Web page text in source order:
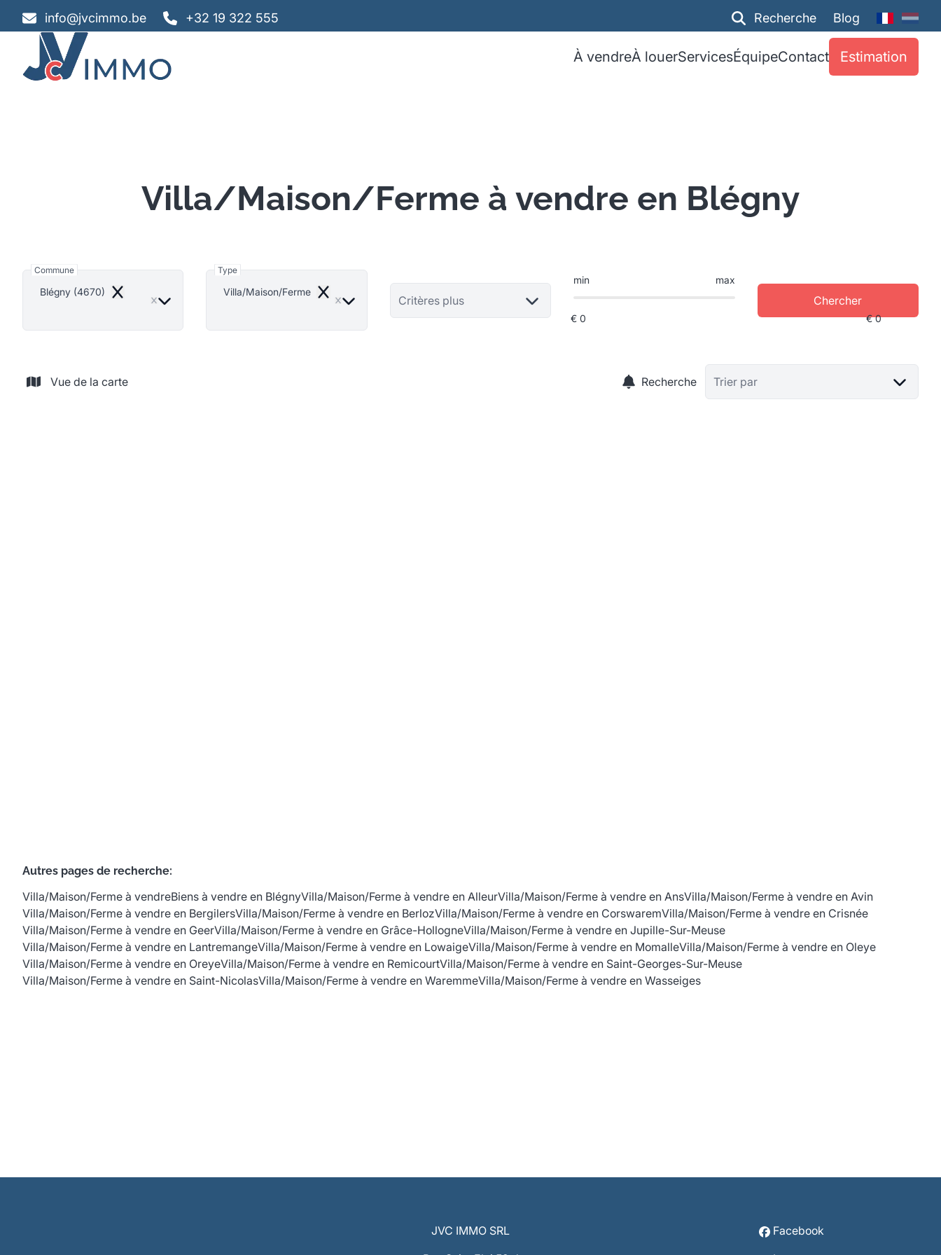
info@jvcimmo.be +32 19 322 555 Recherche Blog
À vendreÀ louerServicesÉquipeContact Estimation
Villa/Maison/Ferme à vendre en Blégny
Commune
Blégny (4670)
Remove
Type
Villa/Maison/Ferme
Remove Critères plus
min max
Chercher
Vue de la carte Recherche Trier par
Autres pages de recherche:
Villa/Maison/Ferme à vendreBiens à vendre en BlégnyVilla/Maison/Ferme à vendre en AlleurVilla/Maison/Ferme à vendre en AnsVilla/Maison/Ferme à vendre en Avin
Villa/Maison/Ferme à vendre en BergilersVilla/Maison/Ferme à vendre en BerlozVilla/Maison/Ferme à vendre en CorswaremVilla/Maison/Ferme à vendre en Crisnée
Villa/Maison/Ferme à vendre en GeerVilla/Maison/Ferme à vendre en Grâce-HollogneVilla/Maison/Ferme à vendre en Jupille-Sur-Meuse
Villa/Maison/Ferme à vendre en LantremangeVilla/Maison/Ferme à vendre en LowaigeVilla/Maison/Ferme à vendre en MomalleVilla/Maison/Ferme à vendre en Oleye
Villa/Maison/Ferme à vendre en OreyeVilla/Maison/Ferme à vendre en RemicourtVilla/Maison/Ferme à vendre en Saint-Georges-Sur-Meuse
Villa/Maison/Ferme à vendre en Saint-NicolasVilla/Maison/Ferme à vendre en WaremmeVilla/Maison/Ferme à vendre en Wasseiges
JVC IMMO SRL
Facebook